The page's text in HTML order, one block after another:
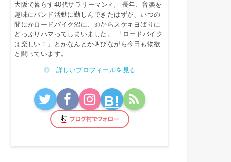
大阪で暮らす40代サラリーマン♂。 長年、音楽を
趣味にバンド活動に勤しんできたはずが、いつの
間にかロードバイク沼に、頭からスケキヨばりに
どっぷりハマってしまいました。 「ロードバイク
は楽しい！」とかなんとか叫びながら今日も物欲
と闘っています。
詳しいプロフィールを見る
B!